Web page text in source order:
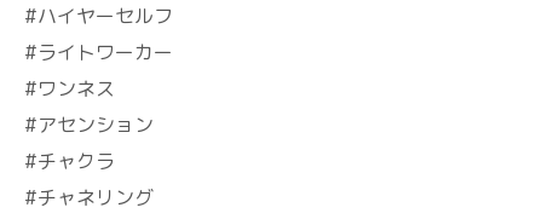
#ハイヤーセルフ
#ライトワーカー
#ワンネス
#アセンション
#チャクラ
#チャネリング